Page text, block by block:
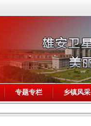
专题专栏 乡镇风采